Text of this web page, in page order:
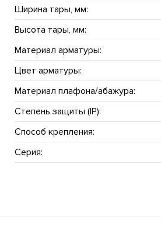
Ширина тары, мм:
Высота тары, мм:
Материал арматуры:
Цвет арматуры:
Материал плафона/абажура:
Степень защиты (IP):
Способ крепления:
Серия: